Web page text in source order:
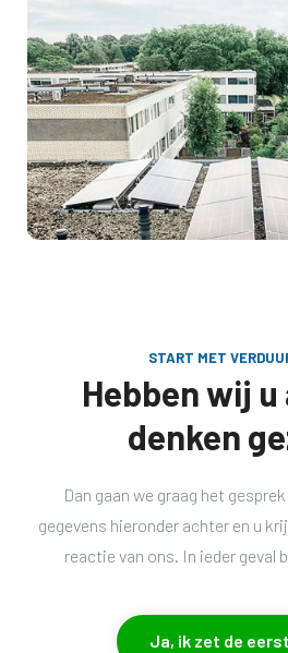
START MET
Hebben wij u
denken
Dan gaan we graag het
gegevens hieronder achter en u
reactie van ons. In ieder geval
Ja, ik zet de